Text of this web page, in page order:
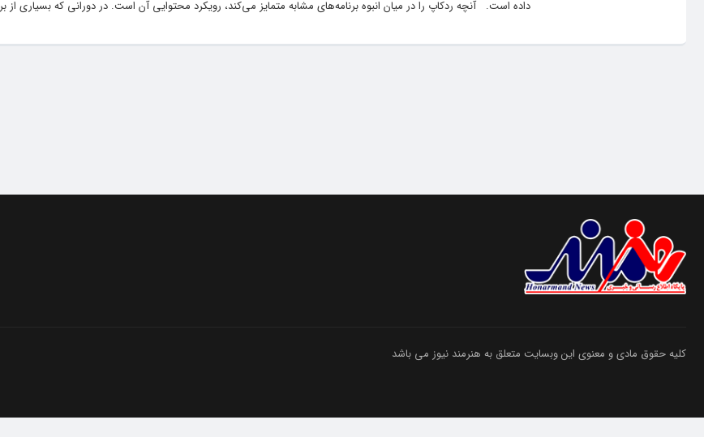
داده است. آنچه ردکاپ را در میان انبوه برنامه‌های مشابه متمایز می‌کند، رویکرد محتوایی آن است. در دورانی که بسیاری از
کلیه حقوق مادی و معنوی این وبسایت متعلق به هنرمند نیوز می باشد